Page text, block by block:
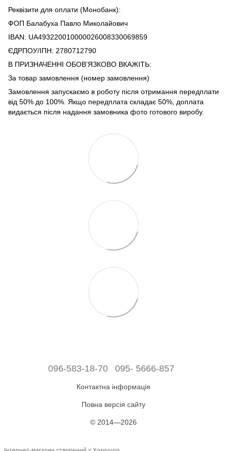
Реквізити для оплати (Монобанк):
ФОП Балабуха Павло Миколайович
IBAN: UA493220010000026008330069859
ЄДРПОУ/ІПН: 2780712790
В ПРИЗНАЧЕННІ ОБОВ'ЯЗКОВО ВКАЖІТЬ:
За товар замовлення (номер замовлення)
Замовлення запускаємо в роботу після отримання передплати
від 50% до 100%. Якщо передплата складає 50%, доплата
видається після надання замовника фото готового виробу.
096-583-18-70 095- 5666-857
Контактна інформація
Повна версія сайту
© 2014—2026